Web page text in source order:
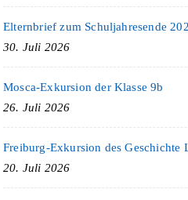
Elternbrief zum Schuljahresende
30. Juli 2026
Mosca-Exkursion der Klasse 9b
26. Juli 2026
Freiburg-Exkursion des Geschichte
20. Juli 2026